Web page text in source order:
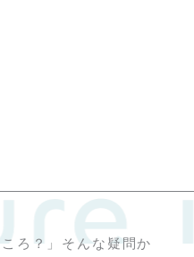
ろ？」そんな疑問か